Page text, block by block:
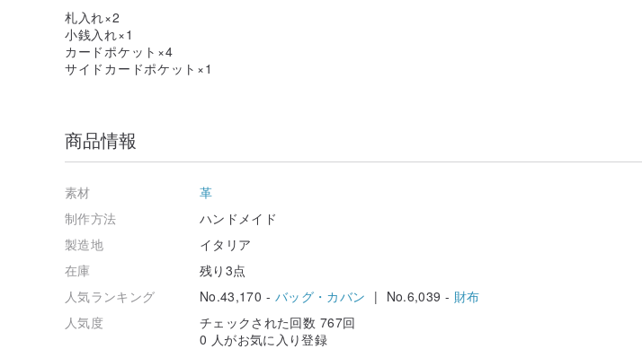
札入れ×2
小銭入れ×1
カードポケット×4
サイドカードポケット×1
商品情報
素材
革
制作方法
ハンドメイド
製造地
イタリア
在庫
残り3点
人気ランキング
No.43,170 - バッグ・カバン | No.6,039 - 財布
人気度
チェックされた回数 767回
0 人がお気に入り登録